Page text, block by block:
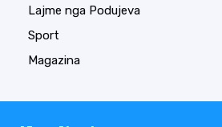
Lajme nga Podujeva
Sport
Magazina